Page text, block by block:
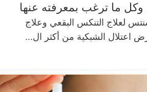
ما ترغب بمعرفته عنها
لعلاج التنكس البقعي وعلاج
اعتلال الشبكية من أكثر ال...